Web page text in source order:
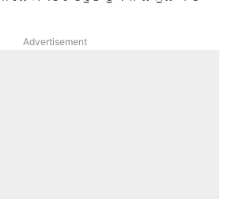
Advertisement